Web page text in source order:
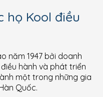
họ Kool điều
năm 1947 bởi doanh
điều hành và phát triển
một trong những gia
Quốc.